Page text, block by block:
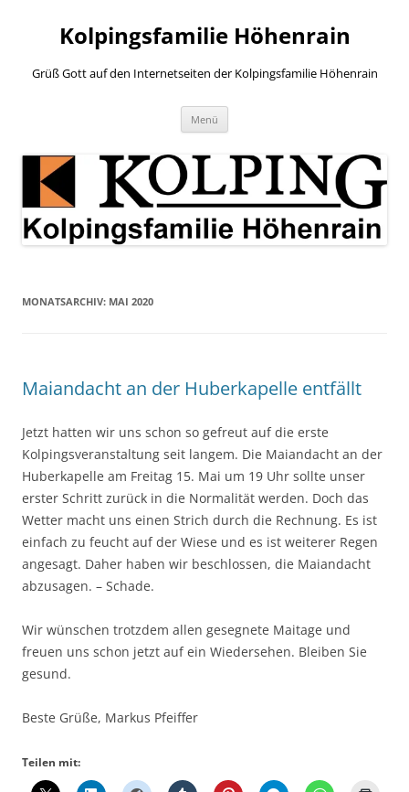
springenKolpingsfamilie Höhenrain
Grüß Gott auf den Internetseiten der Kolpingsfamilie Höhenrain
Menü
MONATSARCHIV: MAI 2020
Maiandacht an der Huberkapelle entfällt
Jetzt hatten wir uns schon so gefreut auf die erste
Kolpingsveranstaltung seit langem. Die Maiandacht an der
Huberkapelle am Freitag 15. Mai um 19 Uhr sollte unser
erster Schritt zurück in die Normalität werden. Doch das
Wetter macht uns einen Strich durch die Rechnung. Es ist
einfach zu feucht auf der Wiese und es ist weiterer Regen
angesagt. Daher haben wir beschlossen, die Maiandacht
abzusagen. – Schade.
Wir wünschen trotzdem allen gesegnete Maitage und
freuen uns schon jetzt auf ein Wiedersehen. Bleiben Sie
gesund.
Beste Grüße, Markus Pfeiffer
Teilen mit: